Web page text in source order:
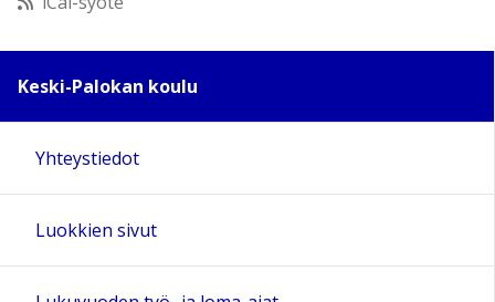
15:00
16:00
Keski-Palokan koulu
Yhteystiedot
Luokkien sivut